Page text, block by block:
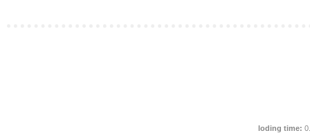
loding time: